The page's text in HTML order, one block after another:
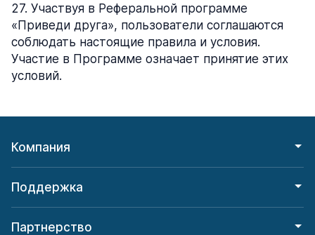
27. Участвуя в Реферальной программе
«Приведи друга», пользователи соглашаются
соблюдать настоящие правила и условия.
Участие в Программе означает принятие этих
условий.
Компания
Поддержка
Партнерство